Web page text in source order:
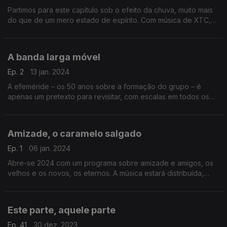
Partimos para este capítulo sob o efeito da chuva, muito mais
do que de um mero estado de espírito. Com música de XTC,
A banda larga móvel
Ep. 2
13 jan. 2024
A efeméride – os 50 anos sobre a formação do grupo – é
apenas um pretexto para revisitar, com escalas em todos os
Amizade, o caramelo salgado
Ep. 1
06 jan. 2024
Abre-se 2024 com um programa sobre amizade e amigos, os
velhos e os novos, os eternos. A música estará distribuída,
Este parte, aquele parte
Ep. 41
30 dez. 2023